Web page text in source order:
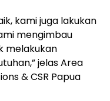
kami juga lakukan
mengimbau
melakukan
jelas Area
& CSR Papua